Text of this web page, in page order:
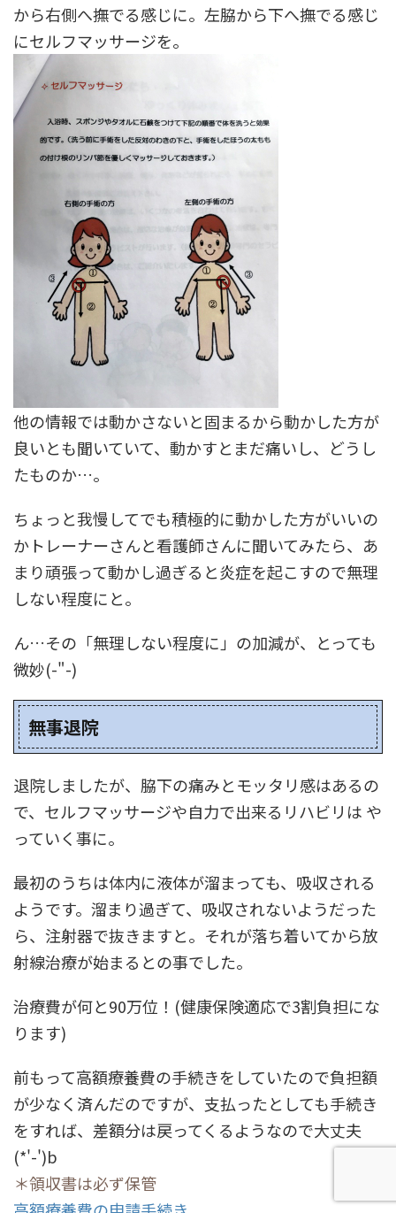
から右側へ撫でる感じに。左脇から下へ撫でる感じ
にセルフマッサージを。
他の情報では動かさないと固まるから動かした方が
良いとも聞いていて、動かすとまだ痛いし、どうし
たものか…。
ちょっと我慢してでも積極的に動かした方がいいの
かトレーナーさんと看護師さんに聞いてみたら、あ
まり頑張って動かし過ぎると炎症を起こすので無理
しない程度にと。
ん…その「無理しない程度に」の加減が、とっても
微妙(-"-)
無事退院
退院しましたが、脇下の痛みとモッタリ感はあるの
で、セルフマッサージや自力で出来るリハビリは や
っていく事に。
最初のうちは体内に液体が溜まっても、吸収される
ようです。溜まり過ぎて、吸収されないようだった
ら、注射器で抜きますと。それが落ち着いてから放
射線治療が始まるとの事でした。
治療費が何と90万位！(健康保険適応で3割負担にな
ります)
前もって高額療養費の手続きをしていたので負担額
が少なく済んだのですが、支払ったとしても手続き
をすれば、差額分は戻ってくるようなので大丈夫
(*'-')b
＊領収書は必ず保管